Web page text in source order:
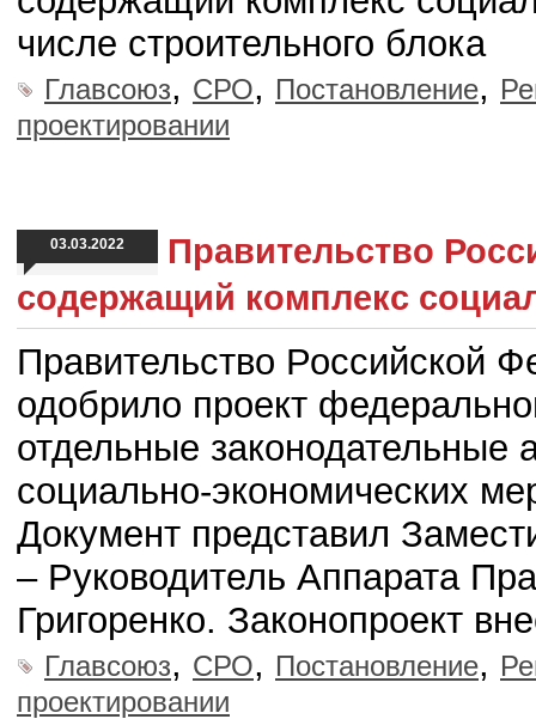
числе строительного блока
Главсоюз, СРО, Постановление,
проектировании
03.03.2022
Правительство
содержащий комплекс
Правительство Российской
одобрило проект
отдельные
социально-экономических
Документ представил
– Руководитель Аппарата
Григоренко. Законопроект
Главсоюз, СРО, Постановление,
проектировании